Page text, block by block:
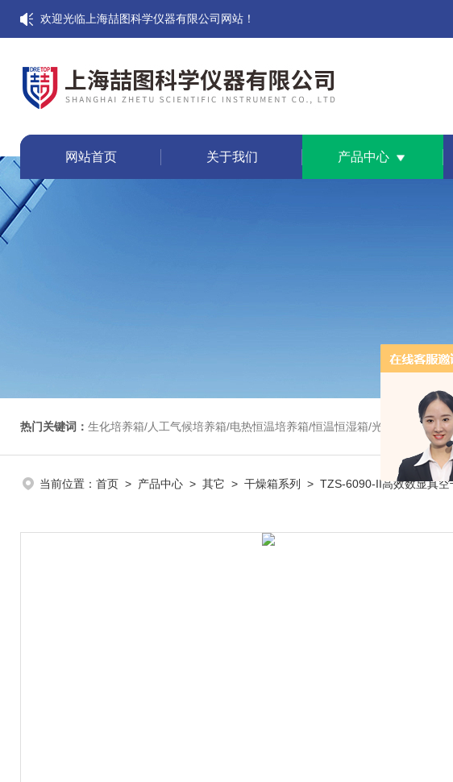
欢迎光临上海喆图科学仪器有限公司网站！
网站首页 关于我们 产品中心
热门关键词： 生化培养箱/人工气候培养箱/电热恒温培养箱/恒温恒湿箱/光照培养箱/二氧化碳培养箱等/恒温干燥箱/真空干燥箱/高
当前位置： 首页 > 产品中心 > 其它 > 干燥箱系列 > TZS-6090-II高效数显真空